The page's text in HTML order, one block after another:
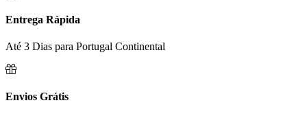
Entrega Rápida
Até 3 Dias para Portugal Continental
Envios Grátis